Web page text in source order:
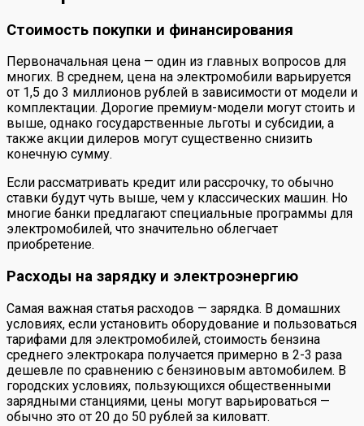
Стоимость покупки и финансирования
Первоначальная цена — один из главных вопросов для
многих. В среднем, цена на электромобили варьируется
от 1,5 до 3 миллионов рублей в зависимости от модели и
комплектации. Дорогие премиум-модели могут стоить и
выше, однако государственные льготы и субсидии, а
также акции дилеров могут существенно снизить
конечную сумму.
Если рассматривать кредит или рассрочку, то обычно
ставки будут чуть выше, чем у классических машин. Но
многие банки предлагают специальные программы для
электромобилей, что значительно облегчает
приобретение.
Расходы на зарядку и электроэнергию
Самая важная статья расходов — зарядка. В домашних
условиях, если установить оборудование и пользоваться
тарифами для электромобилей, стоимость бензина
среднего электрокара получается примерно в 2-3 раза
дешевле по сравнению с бензиновым автомобилем. В
городских условиях, пользующихся общественными
зарядными станциями, цены могут варьироваться —
обычно это от 20 до 50 рублей за киловатт.